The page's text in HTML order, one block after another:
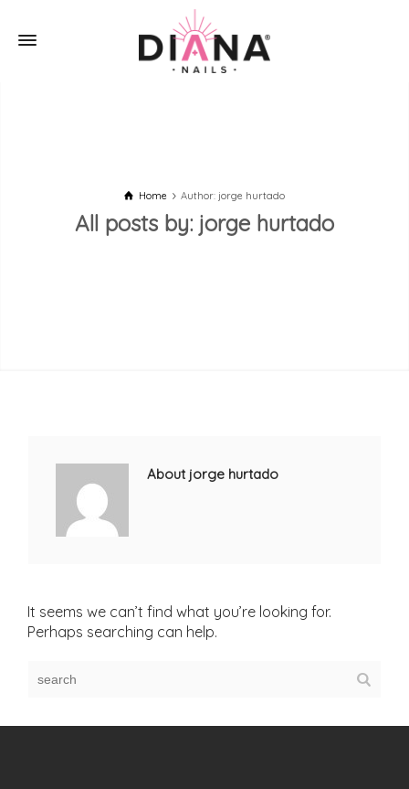
Home Author: jorge hurtado
All posts by: jorge hurtado
About jorge hurtado
It seems we can’t find what you’re looking for.
Perhaps searching can help.